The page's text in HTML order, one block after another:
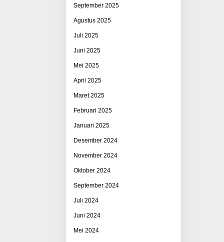
September 2025
Agustus 2025
Juli 2025
Juni 2025
Mei 2025
April 2025
Maret 2025
Februari 2025
Januari 2025
Desember 2024
November 2024
Oktober 2024
September 2024
Juli 2024
Juni 2024
Mei 2024